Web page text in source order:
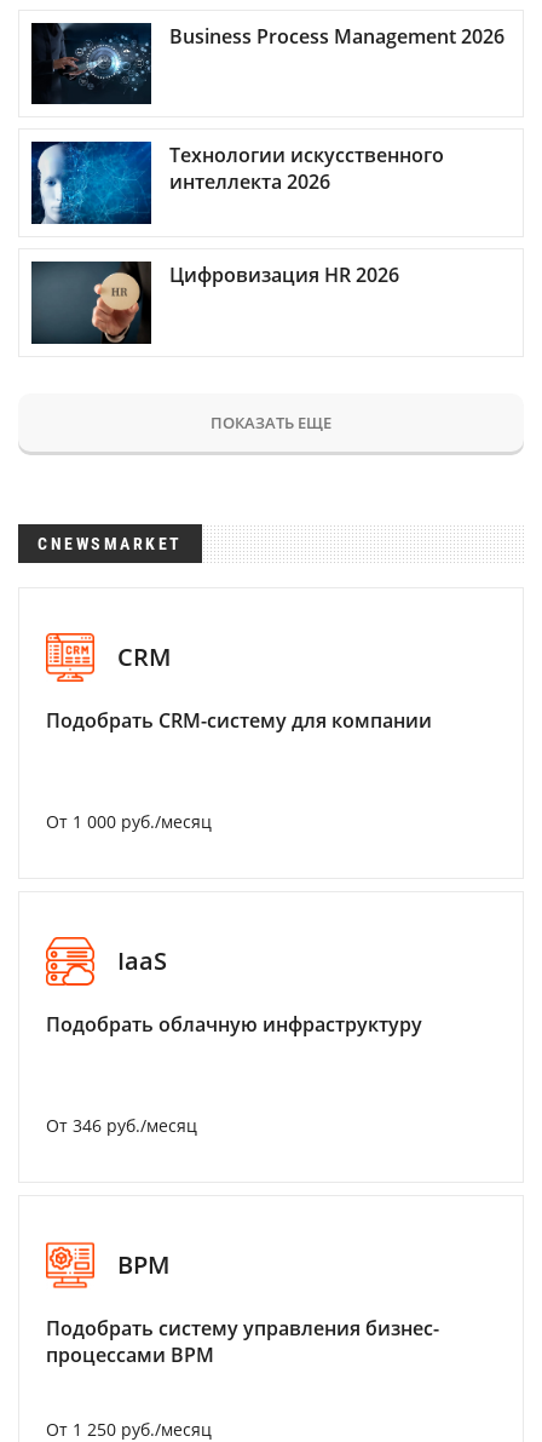
Business Process Management 2026
Технологии искусственного
интеллекта 2026
Цифровизация HR 2026
ПОКАЗАТЬ ЕЩЕ
CNEWSMARKET
CRM
Подобрать CRM-систему для компании
От 1 000 руб./месяц
IaaS
Подобрать облачную инфраструктуру
От 346 руб./месяц
BPM
Подобрать систему управления бизнес-
процессами BPM
От 1 250 руб./месяц